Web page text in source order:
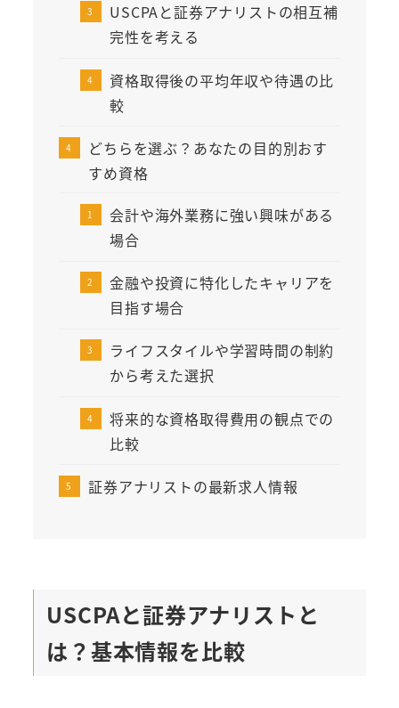
USCPAと証券アナリストの相互補
完性を考える
資格取得後の平均年収や待遇の比
較
どちらを選ぶ？あなたの目的別おす
すめ資格
会計や海外業務に強い興味がある
場合
金融や投資に特化したキャリアを
目指す場合
ライフスタイルや学習時間の制約
から考えた選択
将来的な資格取得費用の観点での
比較
証券アナリストの最新求人情報
USCPAと証券アナリストと
は？基本情報を比較